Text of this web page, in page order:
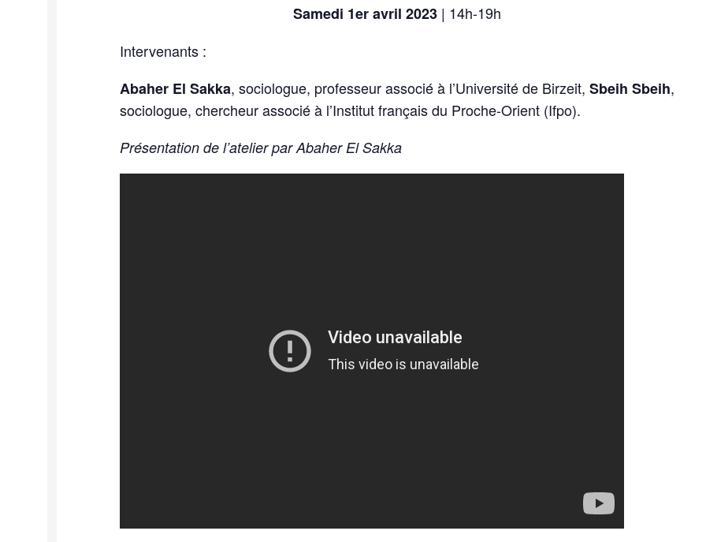
Samedi 1er avril 2023 | 14h-19h
Intervenants :
Abaher El Sakka, sociologue, professeur associé à l’Université de Birzeit, Sbeih Sbeih,
sociologue, chercheur associé à l’Institut français du Proche-Orient (Ifpo).
Présentation de l’atelier par Abaher El Sakka